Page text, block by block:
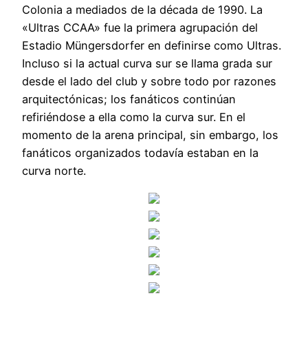
Colonia a mediados de la década de 1990. La
«Ultras CCAA» fue la primera agrupación del
Estadio Müngersdorfer en definirse como Ultras.
Incluso si la actual curva sur se llama grada sur
desde el lado del club y sobre todo por razones
arquitectónicas; los fanáticos continúan
refiriéndose a ella como la curva sur. En el
momento de la arena principal, sin embargo, los
fanáticos organizados todavía estaban en la
curva norte.